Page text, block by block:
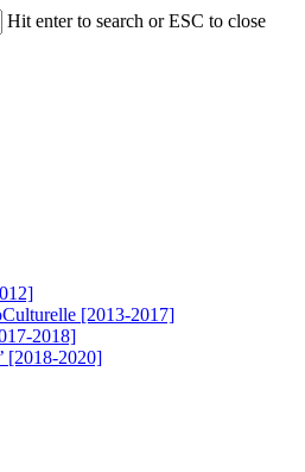
Hit enter to search or ESC to close
[2013-2017]
2018]
[2018-2020]